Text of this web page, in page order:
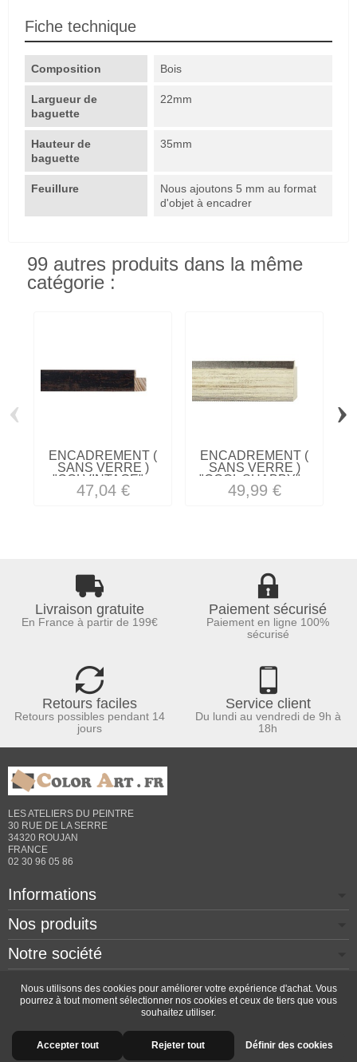
Fiche technique
Composition Bois
Largueur de
baguette
22mm
Hauteur de
baguette
35mm
Feuillure
Nous ajoutons 5 mm au format
d'objet à encadrer
99 autres produits dans la même
catégorie :
ENCADREMENT (
SANS VERRE )
"COLVINTAGE"...
47,04 €
ENCADREMENT (
SANS VERRE )
"COOL SHABBY"...
49,99 €
‹ ›
Livraison gratuite
En France à partir de 199€
Paiement sécurisé
Paiement en ligne 100%
sécurisé
Retours faciles
Retours possibles pendant 14
jours
Service client
Du lundi au vendredi de 9h à
18h
LES ATELIERS DU PEINTRE
30 RUE DE LA SERRE
34320 ROUJAN
FRANCE
02 30 96 05 86
Informations
Nos produits
Notre société
Contactez-nous
Copyright © 2026 - Design by Prestacrea
- Ecommerce
software byPrestaShop™
Nous utilisons des cookies pour améliorer votre expérience d'achat. Vous
pourrez à tout moment sélectionner nos cookies et ceux de tiers que vous
souhaitez utiliser.
Accepter tout Rejeter tout Définir des cookies